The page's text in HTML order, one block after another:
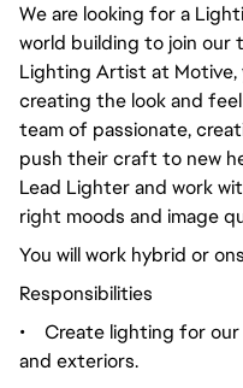
We are looking for a
world building to join our
Lighting Artist at Motive,
creating the look and
team of passionate,
push their craft to new
Lead Lighter and work
right moods and image
You will work hybrid or
Responsibilities
•
Create lighting for
and exteriors.